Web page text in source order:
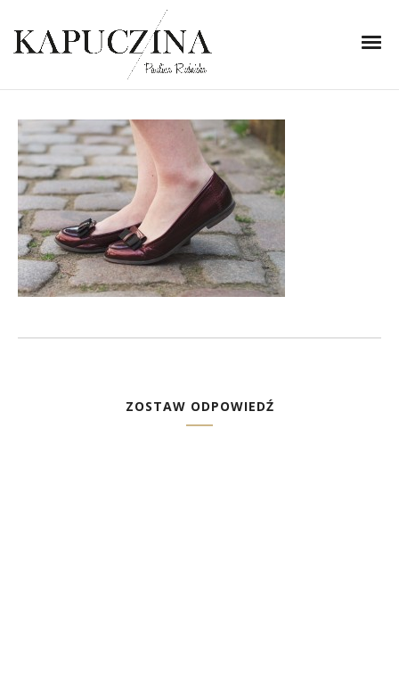
17 czerwca 2014
IMG_0928
Written by
ZOSTAW ODPOWIEDŹ